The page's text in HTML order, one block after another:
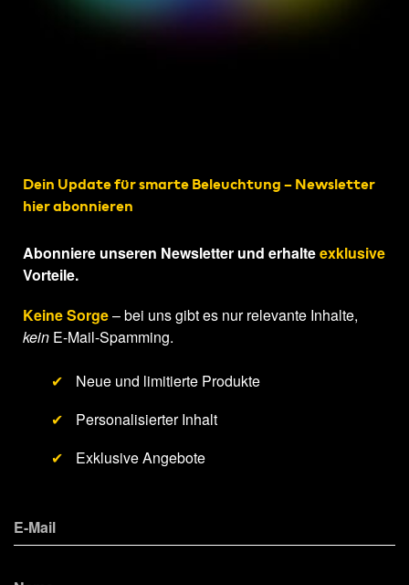
Dein Update für smarte Beleuchtung – Newsletter
hier abonnieren
Abonniere unseren Newsletter und erhalteexklusive
Vorteile.
Keine Sorge– bei uns gibt es nur relevante Inhalte,
kein E-Mail-Spamming.
✔
Neue und limitierte Produkte
✔
Personalisierter Inhalt
✔
Exklusive Angebote